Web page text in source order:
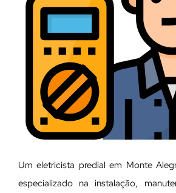
Um eletricista predial em Monte
especializado na instalação,